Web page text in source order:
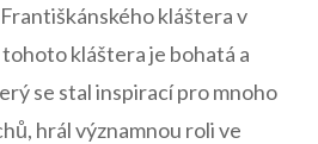
kláštera v
kláštera⁢ je ⁣bohatá a
se stal inspirací pro mnoho
hrál ⁤významnou roli ve